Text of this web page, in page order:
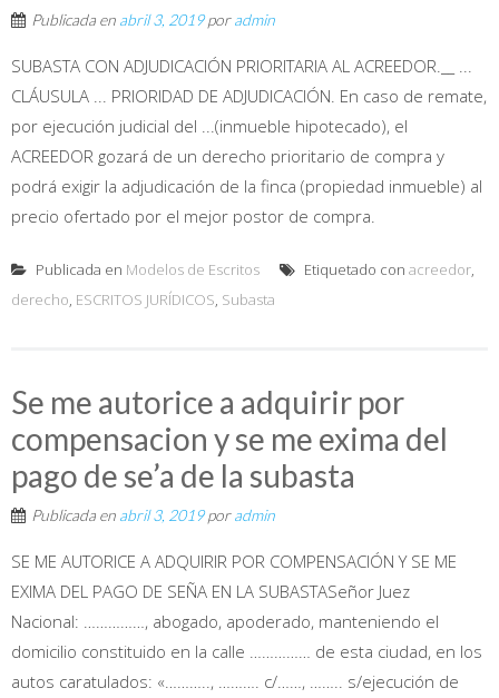
Publicada en abril 3, 2019poradmin
SUBASTA CON ADJUDICACIÓN PRIORITARIA AL ACREEDOR.__ ...
CLÁUSULA ... PRIORIDAD DE ADJUDICACIÓN. En caso de remate,
por ejecución judicial del ...(inmueble hipotecado), el
ACREEDOR gozará de un derecho prioritario de compra y
podrá exigir la adjudicación de la finca (propiedad inmueble) al
precio ofertado por el mejor postor de compra.
Publicada en Modelos de Escritos Etiquetado con acreedor,
derecho, ESCRITOS JURÍDICOS, Subasta
Se me autorice a adquirir por
compensacion y se me exima del
pago de se’a de la subasta
Publicada en abril 3, 2019poradmin
SE ME AUTORICE A ADQUIRIR POR COMPENSACIÓN Y SE ME
EXIMA DEL PAGO DE SEÑA EN LA SUBASTASeñor Juez
Nacional: ……………, abogado, apoderado, manteniendo el
domicilio constituido en la calle …………… de esta ciudad, en los
autos caratulados: «……….., ………. c/……, …….. s/ejecución de